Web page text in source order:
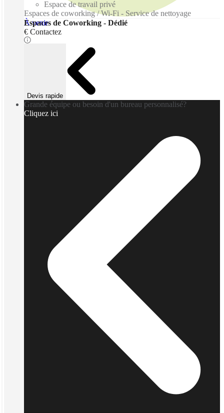
À venir
Espace de travail privé
Espaces de coworking / Wi-Fi - Service de nettoyage
Espaces de Coworking - Dédié
€ Contactez
Devis rapide
Grande équipe ou besoin d'un bureau personnalisé?
Cliquez ici